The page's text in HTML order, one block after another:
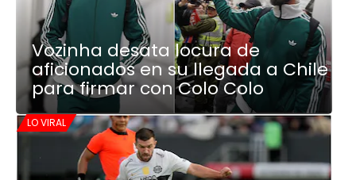
Vozinha desata locura de
aficionados en su llegada a Chile
para firmar con Colo Colo
LO VIRAL